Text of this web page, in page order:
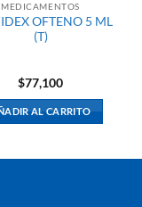
MEDICAMENTOS
OFTENO 5 ML
(T)
$77,100
AL CARRITO